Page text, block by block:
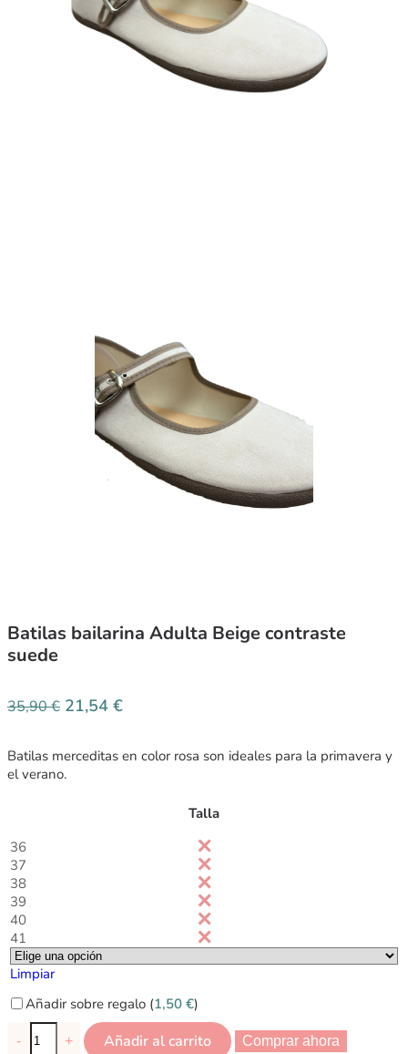
Batilas bailarina Adulta Beige contraste
suede
35,90€ 21,54 €
Batilas merceditas en color rosa son ideales para la primavera y
el verano.
Talla
36
37
38
39
40
41
Limpiar
Añadir sobre regalo (1,50 €)
- + Añadir al carrito Comprar ahora